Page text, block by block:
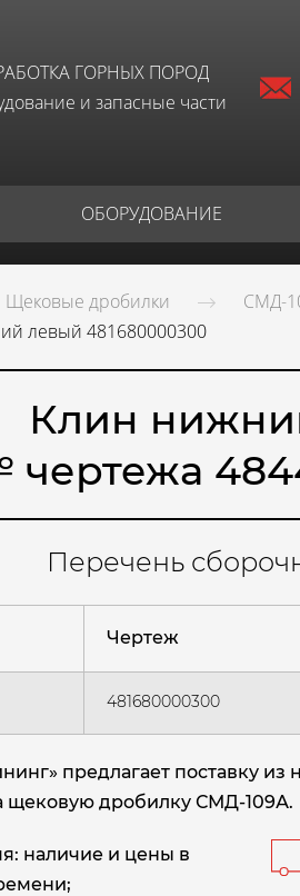
ГОРНЫХ ПОРОД
и запасные части
ОБОРУДОВАНИЕ
Щековые дробилки СМД-
левый 481680000300
Клин
Перечень
Чертеж
481680000300
предлагает поставку из
щековую дробилку СМД-109А.
наличие и цены в